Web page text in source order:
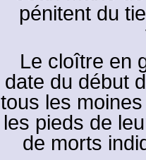
pénitent du
Le cloître en
date du début
tous les
les pieds de
de morts